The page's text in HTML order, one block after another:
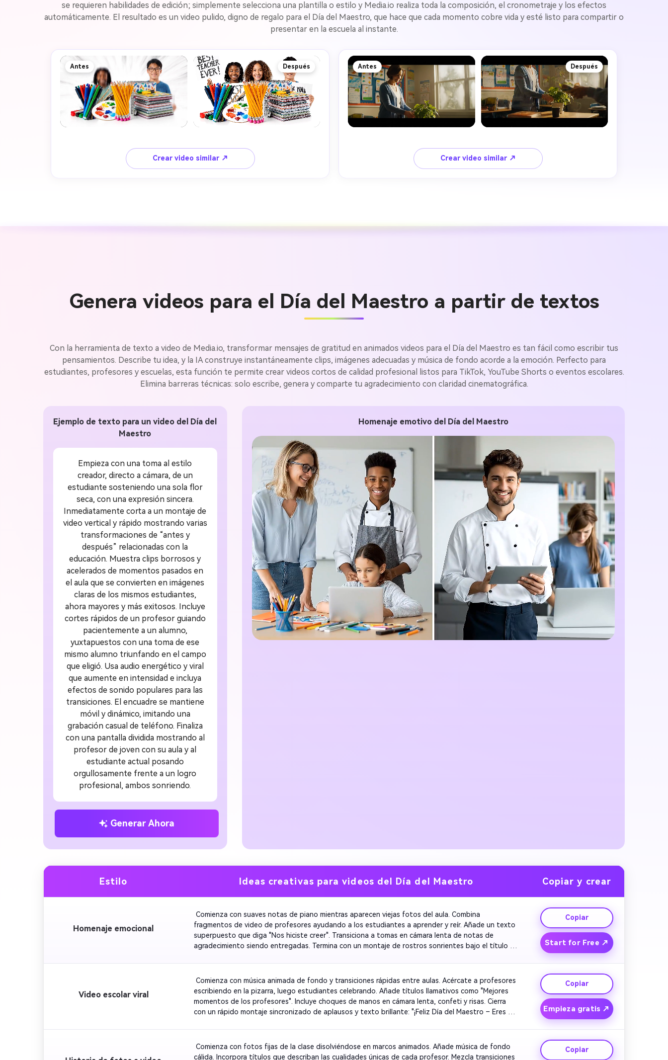
se requieren habilidades de edición; simplemente selecciona una plantilla o estilo y Media.io realiza toda la composición, el cronometraje y los efectos
automáticamente. El resultado es un video pulido, digno de regalo para el Día del Maestro, que hace que cada momento cobre vida y esté listo para compartir o
presentar en la escuela al instante.
Antes Después
Crear video similar ↗
Antes Después
Crear video similar ↗
Genera videos para el Día del Maestro a partir de textos
Con la herramienta de texto a video de Media.io, transformar mensajes de gratitud en animados videos para el Día del Maestro es tan fácil como escribir tus
pensamientos. Describe tu idea, y la IA construye instantáneamente clips, imágenes adecuadas y música de fondo acorde a la emoción. Perfecto para
estudiantes, profesores y escuelas, esta función te permite crear videos cortos de calidad profesional listos para TikTok, YouTube Shorts o eventos escolares.
Elimina barreras técnicas: solo escribe, genera y comparte tu agradecimiento con claridad cinematográfica.
Ejemplo de texto para un video del Día del
Maestro
Empieza con una toma al estilo
creador, directo a cámara, de un
estudiante sosteniendo una sola flor
seca, con una expresión sincera.
Inmediatamente corta a un montaje de
video vertical y rápido mostrando varias
transformaciones de “antes y
después” relacionadas con la
educación. Muestra clips borrosos y
acelerados de momentos pasados en
el aula que se convierten en imágenes
claras de los mismos estudiantes,
ahora mayores y más exitosos. Incluye
cortes rápidos de un profesor guiando
pacientemente a un alumno,
yuxtapuestos con una toma de ese
mismo alumno triunfando en el campo
que eligió. Usa audio energético y viral
que aumente en intensidad e incluya
efectos de sonido populares para las
transiciones. El encuadre se mantiene
móvil y dinámico, imitando una
grabación casual de teléfono. Finaliza
con una pantalla dividida mostrando al
profesor de joven con su aula y al
estudiante actual posando
orgullosamente frente a un logro
profesional, ambos sonriendo.
Generar Ahora
Homenaje emotivo del Día del Maestro
Estilo Ideas creativas para videos del Día del Maestro Copiar y crear
Homenaje emocional
Comienza con suaves notas de piano mientras aparecen viejas fotos del aula. Combina
fragmentos de video de profesores ayudando a los estudiantes a aprender y reír. Añade un texto
superpuesto que diga "Nos hiciste creer". Transiciona a tomas en cámara lenta de notas de
agradecimiento siendo entregadas. Termina con un montaje de rostros sonrientes bajo el título
Copiar
Start for Free ↗
Video escolar viral
Comienza con música animada de fondo y transiciones rápidas entre aulas. Acércate a profesores
escribiendo en la pizarra, luego estudiantes celebrando. Añade títulos llamativos como "Mejores
momentos de los profesores". Incluye choques de manos en cámara lenta, confeti y risas. Cierra
con un rápido montaje sincronizado de aplausos y texto brillante: "¡Feliz Día del Maestro – Eres
Copiar
Empieza gratis ↗
Comienza con fotos fijas de la clase disolviéndose en marcos animados. Añade música de fondo
cálida. Incorpora títulos que describan las cualidades únicas de cada profesor. Mezcla transiciones
Copiar
Crea imágenes IA
ilimitadas. 100 %
Empieza Gratis→